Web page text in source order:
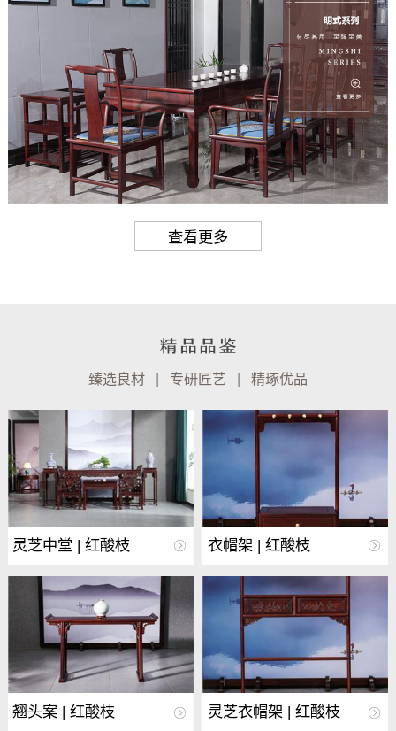
查看更多
臻选良材 | 专研匠艺 | 精琢优品
灵芝中堂 | 红酸枝 衣帽架 | 红酸枝
翘头案 | 红酸枝 灵芝衣帽架 | 红酸枝